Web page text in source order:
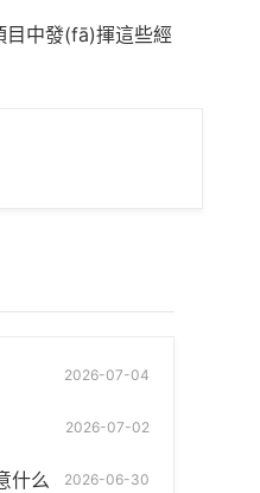
目中發(fā)揮這些經
2026-07-04
2026-07-02
2026-06-30
什么